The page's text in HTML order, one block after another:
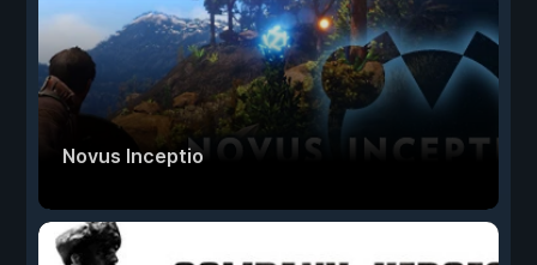
Novus Inceptio